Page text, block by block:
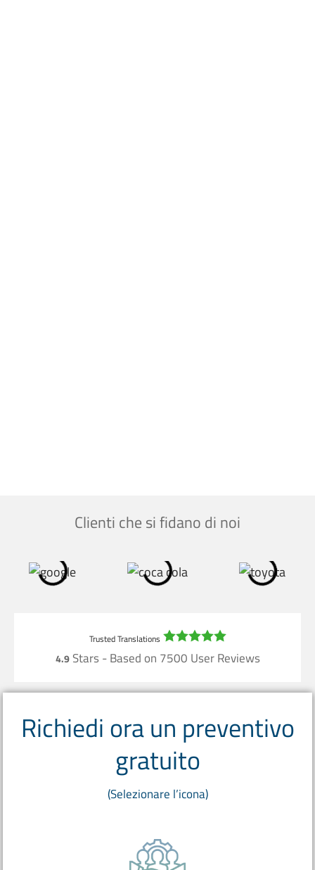
Clienti che si fidano di noi
4.9Stars - Based on 7500 User Reviews
Richiedi ora un preventivo
gratuito
(Selezionare l’icona)